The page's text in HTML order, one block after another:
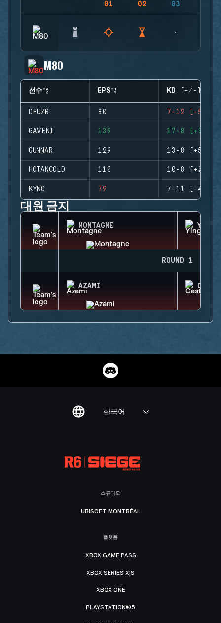
01 02 03
M80
선수 EPS KD (+/-)
DFUZR 80 7-12 (-5)
GAVENI 139 17-8 (+9)
GUNNAR 129 13-8 (+5)
HOTANCOLD 110 10-8 (+2)
KYNO 79 7-11 (-4)
대원 금지
MONTAGNE YING
ROUND 1
AZAMI
한국어
스튜디오
UBISOFT MONTRÉAL
플랫폼
XBOX GAME PASS
XBOX SERIES X|S
XBOX ONE
PLAYSTATION®5